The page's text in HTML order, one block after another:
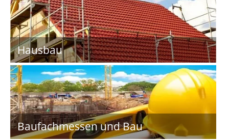
Hausbau
Baufachmessen und Bau